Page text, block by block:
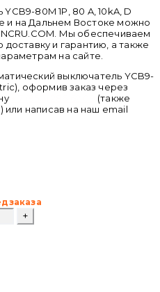
80M 1P, 80 A, 10kA, D
и на Дальнем Востоке можно
Мы обеспечиваем
и гарантию, а также
на сайте.
выключатель YCB9-
оформив заказ через
(также
) или написав на наш email